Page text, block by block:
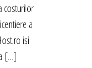
costurilor
a
isi
[…]